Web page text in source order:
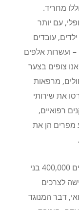
מחריד.
עם יותר
עובדים
– ועשרות אלפים
צופים בצער
מרפאות
את שירותי
רפואיים,
מפרים הן את
בצפון רצועת עזה הנמצא במצור, לכודים 400,000 בני
לצרכים
דבר המנוגד